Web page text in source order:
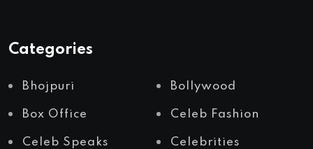
Categories
Bhojpuri Bollywood
Box Office Celeb Fashion
Celeb Speaks Celebrities